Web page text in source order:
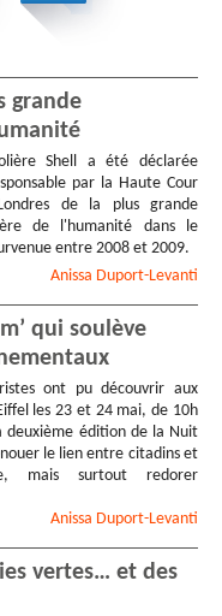
grande
Shell a été déclarée
par la Haute Cour
de la plus grande
de l'humanité dans le
entre 2008 et 2009.
Anissa Duport-Levanti
qui soulève
ont pu découvrir aux
les 23 et 24 mai, de 10h
deuxième édition de la Nuit
le lien entre citadins et
mais surtout redorer
Anissa Duport-Levanti
vertes… et des